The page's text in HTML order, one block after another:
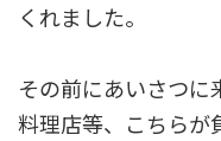
くれました。
その前にあいさつに
料理店等、こちらが